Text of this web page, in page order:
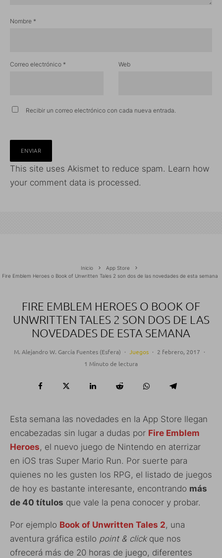
Nombre *
Correo electrónico * Web
Recibir un correo electrónico con cada nueva entrada.
This site uses Akismet to reduce spam. Learn how
your comment data is processed.
Inicio
App Store
Fire Emblem Heroes o Book of Unwritten Tales 2 son dos de las novedades de esta semana
FIRE EMBLEM HEROES O BOOK OF
UNWRITTEN TALES 2 SON DOS DE LAS
NOVEDADES DE ESTA SEMANA
M. Alejandro W. García Fuentes (Esfera) · Juegos · 2 febrero, 2017 ·
1 Minuto de lectura
Esta semana las novedades en la App Store llegan
encabezadas sin lugar a dudas por Fire Emblem
Heroes, el nuevo juego de Nintendo en aterrizar
en iOS tras Super Mario Run. Por suerte para
quienes no les gusten los RPG, el listado de juegos
de hoy es bastante interesante, encontrando más
de 40 títulos que vale la pena conocer y probar.
Por ejemplo Book of Unwritten Tales 2, una
aventura gráfica estilo point & clickque nos
ofrecerá más de 20 horas de juego, diferentes